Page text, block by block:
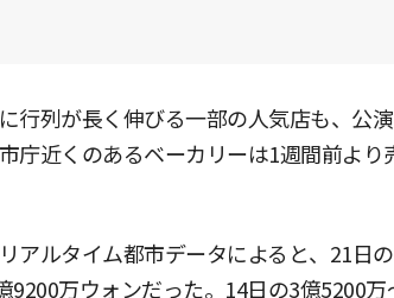
行列が長く伸びる一部の人気店も、公
庁近くのあるベーカリーは1週間前より
アルタイム都市データによると、21日
9200万ウォンだった。14日の3億5200